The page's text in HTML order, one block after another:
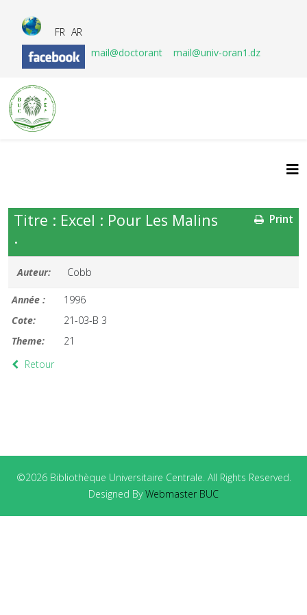
FR AR
mail@doctorant
mail@univ-oran1.dz
Print
Titre : Excel : Pour Les Malins
.
Auteur: Cobb
Année :
1996
Cote:
21-03-B 3
Theme:
21
Retour
©2026 Bibliothèque Universitaire Centrale. All Rights Reserved.
Designed ByWebmaster BUC